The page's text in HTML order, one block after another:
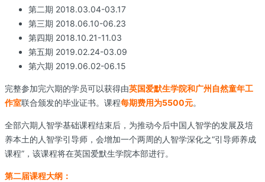
第二期 2018.03.04-03.17
第三期 2018.06.10-06.23
第四期 2018.10.21-11.03
第五期 2019.02.24-03.09
第六期 2019.06.02-06.15
完整参加完六期的学员可以获得由英国爱默生学院和广州自然童年工
作室联合颁发的毕业证书。课程每期费用为5500元。
全部六期人智学基础课程结束后，为推动今后中国人智学的发展及培
养本土的人智学引导师，会增加一个两周的人智学深化之“引导师养成
课程”，该课程将在英国爱默生学院本部进行。
第二届课程大纲：